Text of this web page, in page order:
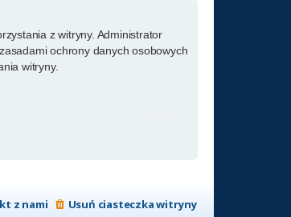
z witryny. Administrator
ochrony danych osobowych
witryny.
Usuń ciasteczka witryny
z nami